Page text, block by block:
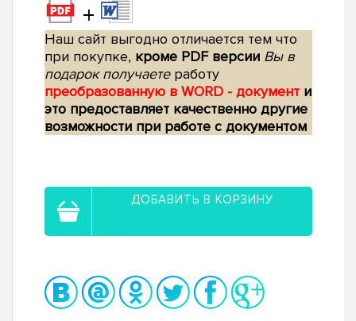
+
Наш сайт выгодно отличается тем что
при покупке, кроме PDF версии Вы в
подарок получаетеработу
преобразованную в WORD - документ и
это предоставляет качественно другие
возможности при работе с документом
ДОБАВИТЬ В КОРЗИНУ